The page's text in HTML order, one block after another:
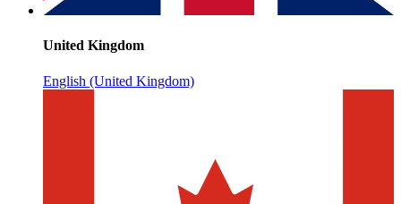
United Kingdom
English (United Kingdom)